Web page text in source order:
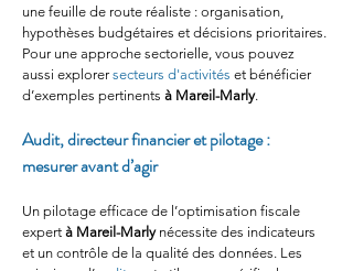
une feuille de route réaliste : organisation,
hypothèses budgétaires et décisions prioritaires.
Pour une approche sectorielle, vous pouvez
aussi explorer secteurs d'activités et bénéficier
d’exemples pertinents à Mareil-Marly.
Audit, directeur financier et pilotage :
mesurer avant d’agir
Un pilotage efficace de l’optimisation fiscale
expert à Mareil-Marly nécessite des indicateurs
et un contrôle de la qualité des données. Les